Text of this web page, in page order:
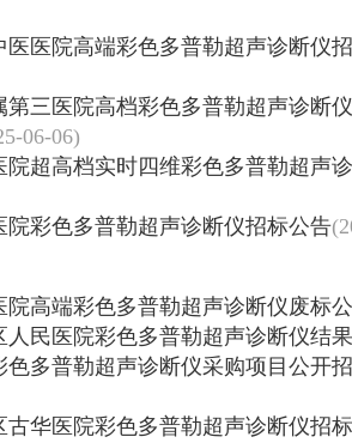
医医院高端彩色多普勒超声诊断仪
第三医院高档彩色多普勒超声诊断
06-06)
院超高档实时四维彩色多普勒超声
院彩色多普勒超声诊断仪招标公告
院高端彩色多普勒超声诊断仪废标
人民医院彩色多普勒超声诊断仪结
色多普勒超声诊断仪采购项目公开
古华医院彩色多普勒超声诊断仪招